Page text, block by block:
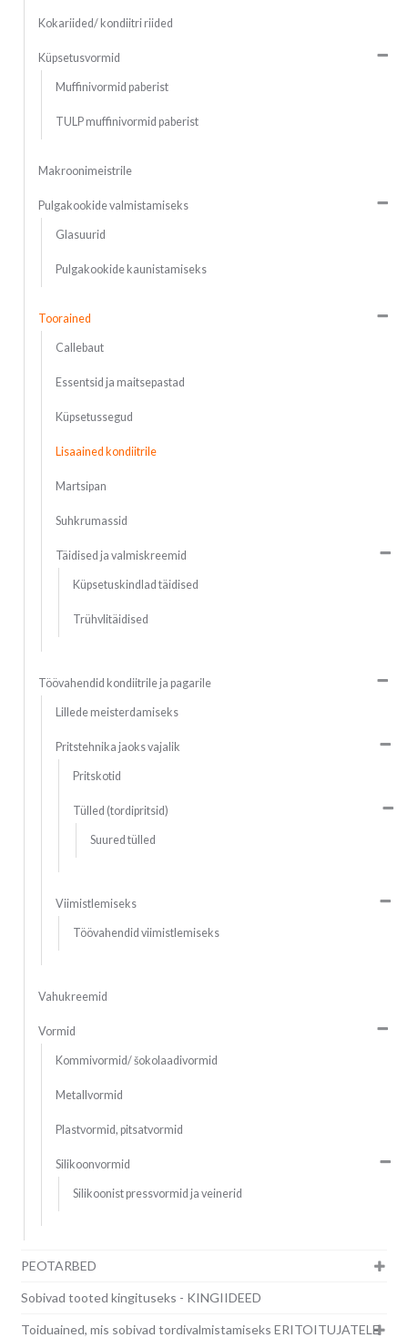
Kokariided/ kondiitri riided
Küpsetusvormid
Muffinivormid paberist
TULP muffinivormid paberist
Makroonimeistrile
Pulgakookide valmistamiseks
Glasuurid
Pulgakookide kaunistamiseks
Toorained
Callebaut
Essentsid ja maitsepastad
Küpsetussegud
Lisaained kondiitrile
Martsipan
Suhkrumassid
Täidised ja valmiskreemid
Küpsetuskindlad täidised
Trühvlitäidised
Töövahendid kondiitrile ja pagarile
Lillede meisterdamiseks
Pritstehnika jaoks vajalik
Pritskotid
Tülled (tordipritsid)
Suured tülled
Viimistlemiseks
Töövahendid viimistlemiseks
Vahukreemid
Vormid
Kommivormid/ šokolaadivormid
Metallvormid
Plastvormid, pitsatvormid
Silikoonvormid
Silikoonist pressvormid ja veinerid
PEOTARBED
Sobivad tooted kingituseks - KINGIIDEED
Toiduained, mis sobivad tordivalmistamiseks ERITOITUJATELE